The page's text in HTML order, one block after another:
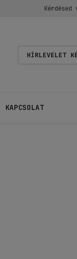
Kérdésed
HÍRLEVELET
KAPCSOLAT